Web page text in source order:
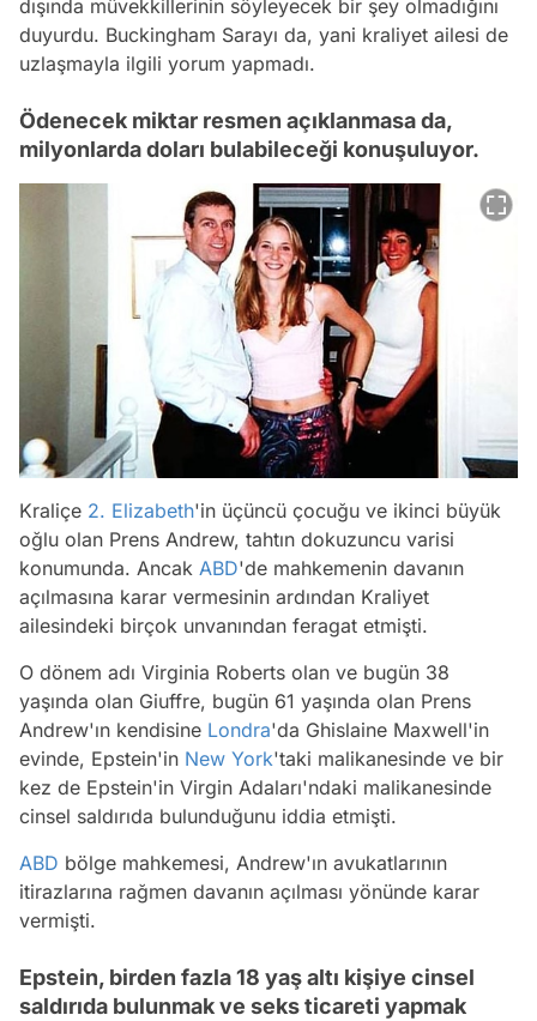
dışında müvekkillerinin söyleyecek bir şey olmadığını
duyurdu. Buckingham Sarayı da, yani kraliyet ailesi de
uzlaşmayla ilgili yorum yapmadı.
Ödenecek miktar resmen açıklanmasa da,
milyonlarda doları bulabileceği konuşuluyor.
Kraliçe 2. Elizabeth'in üçüncü çocuğu ve ikinci büyük
oğlu olan Prens Andrew, tahtın dokuzuncu varisi
konumunda. Ancak ABD'de mahkemenin davanın
açılmasına karar vermesinin ardından Kraliyet
ailesindeki birçok unvanından feragat etmişti.
O dönem adı Virginia Roberts olan ve bugün 38
yaşında olan Giuffre, bugün 61 yaşında olan Prens
Andrew'ın kendisine Londra'da Ghislaine Maxwell'in
evinde, Epstein'in New York'taki malikanesinde ve bir
kez de Epstein'in Virgin Adaları'ndaki malikanesinde
cinsel saldırıda bulunduğunu iddia etmişti.
ABD bölge mahkemesi, Andrew'ın avukatlarının
itirazlarına rağmen davanın açılması yönünde karar
vermişti.
Epstein, birden fazla 18 yaş altı kişiye cinsel
saldırıda bulunmak ve seks ticareti yapmak